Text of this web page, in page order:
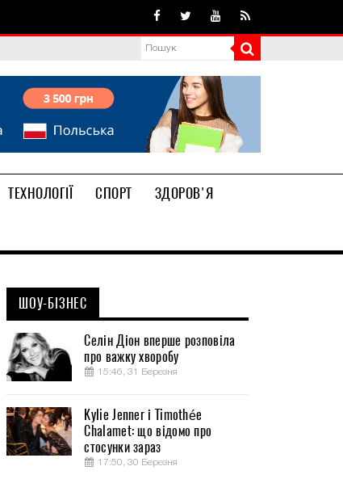
ТЕХНОЛОГІЇ СПОРТ
ЗДОРОВ'Я
ШОУ-БІЗНЕС
Селін Діон вперше розповіла
про важку хворобу
15:46, 31 Березня
Kylie Jenner і Timothée
Chalamet: що відомо про
стосунки зараз
17:50, 30 Березня